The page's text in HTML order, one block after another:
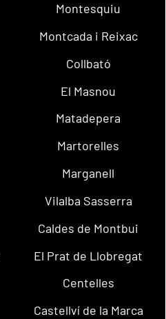
Montesquiu
Montcada i Reixac
Collbató
El Masnou
Matadepera
Martorelles
Marganell
Vilalba Sasserra
Caldes de Montbui
El Prat de Llobregat
Centelles
Castellví de la Marca